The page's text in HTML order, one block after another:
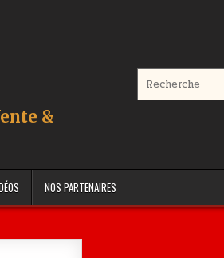
&
NOS PARTENAIRES